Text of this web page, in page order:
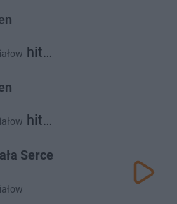
hit
hit
Serce